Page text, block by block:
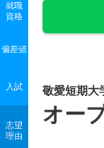
就職
資格
偏差値
入試
志望
理由
敬愛短期大
オー